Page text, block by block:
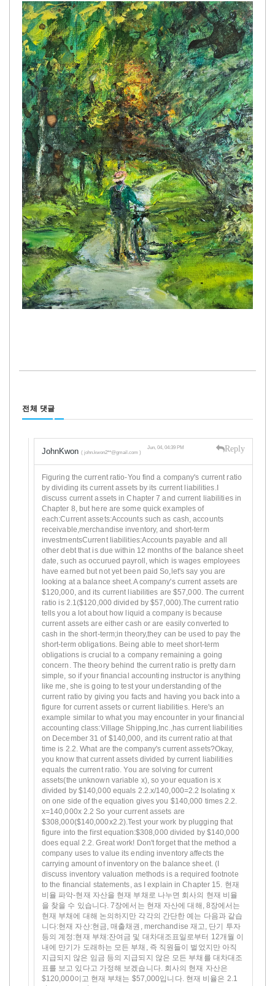
전체 댓글
JohnKwon ( john.kwon2**@gmail.com )
Jun, 04, 04:39 PM Reply
Figuring the current ratio-You find a company's current ratio
by dividing its current assets by its current liabilities.I
discuss current assets in Chapter 7 and current liabilities in
Chapter 8, but here are some quick examples of
each:Current assets:Accounts such as cash, accounts
receivable,merchandise inventory, and short-term
investmentsCurrent liabilities:Accounts payable and all
other debt that is due within 12 months of the balance sheet
date, such as occurued payroll, which is wages employees
have earned but not yet been paid So,let's say you are
looking at a balance sheet.A company's current assets are
$120,000, and its current liabilities are $57,000. The current
ratio is 2.1($120,000 divided by $57,000).The current ratio
tells you a lot about how liquid a company is because
current assets are either cash or are easily converted to
cash in the short-term;in theory,they can be used to pay the
short-term obligations. Being able to meet short-term
obligations is crucial to a company remaining a going
concern. The theory behind the current ratio is pretty darn
simple, so if your financial accounting instructor is anything
like me, she is going to test your understanding of the
current ratio by giving you facts and having you back into a
figure for current assets or current liabilities. Here's an
example similar to what you may encounter in your financial
accounting class:Village Shipping,Inc.,has current liabilities
on December 31 of $140,000, and its current ratio at that
time is 2.2. What are the company's current assets?Okay,
you know that current assets divided by current liabilities
equals the current ratio. You are solving for current
assets(the unknown variable x), so your equation is x
divided by $140,000 equals 2.2.x/140,000=2.2 Isolating x
on one side of the equation gives you $140,000 times 2.2.
x=140,000x 2.2 So your current assets are
$308,000($140,000x2.2).Test your work by plugging that
figure into the first equation:$308,000 divided by $140,000
does equal 2.2. Great work! Don't forget that the method a
company uses to value its ending inventory affects the
carrying amount of inventory on the balance sheet. (I
discuss inventory valuation methods is a required footnote
to the financial statements, as I explain in Chapter 15. 현재
비율 파악-현재 자산을 현재 부채로 나누면 회사의 현재 비율
을 찾을 수 있습니다. 7장에서는 현재 자산에 대해, 8장에서는
현재 부채에 대해 논의하지만 각각의 간단한 예는 다음과 같습
니다:현재 자산:현금, 매출채권, merchandise 재고, 단기 투자
등의 계정:현재 부채:잔여금 및 대차대조표일로부터 12개월 이
내에 만기가 도래하는 모든 부채, 즉 직원들이 벌었지만 아직
지급되지 않은 임금 등의 지급되지 않은 모든 부채를 대차대조
표를 보고 있다고 가정해 보겠습니다. 회사의 현재 자산은
$120,000이고 현재 부채는 $57,000입니다. 현재 비율은 2.1